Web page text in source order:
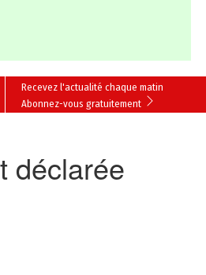
Recevez l'actualité chaque matin
Abonnez-vous gratuitement
déclarée